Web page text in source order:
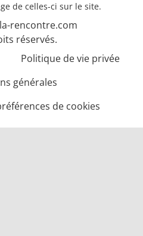
de celles-ci sur le site.
rencontre.com
réservés.
Politique de vie privée
générales
de cookies